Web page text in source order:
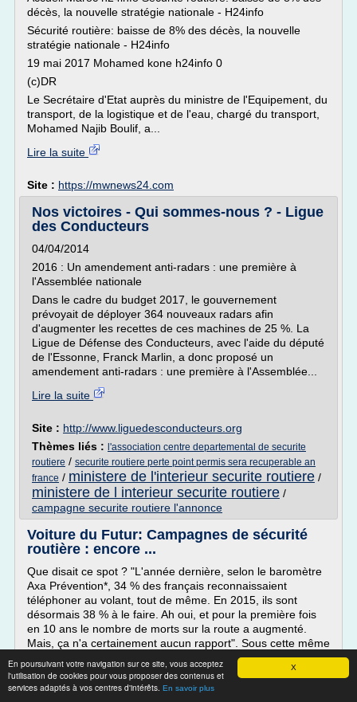
X
En poursuivant votre navigation sur ce site, vous acceptez
l'utilisation de cookies pour vous proposer des contenus et
services adaptés à vos centres d'intérêts. En savoir plus
décès, la nouvelle stratégie nationale - H24info
Sécurité routière: baisse de 8% des décès, la nouvelle
stratégie nationale - H24info
19 mai 2017 Mohamed kone h24info 0
(c)DR
Le Secrétaire d'Etat auprès du ministre de l'Equipement, du
transport, de la logistique et de l'eau, chargé du transport,
Mohamed Najib Boulif, a...
Lire la suite
Site : https://mwnews24.com
Nos victoires - Qui sommes-nous ? - Ligue
des Conducteurs
04/04/2014
2016 : Un amendement anti-radars : une première à
l'Assemblée nationale
Dans le cadre du budget 2017, le gouvernement
prévoyait de déployer 364 nouveaux radars afin
d'augmenter les recettes de ces machines de 25 %. La
Ligue de Défense des Conducteurs, avec l'aide du député
de l'Essonne, Franck Marlin, a donc proposé un
amendement anti-radars : une première à l'Assemblée...
Lire la suite
Site : http://www.liguedesconducteurs.org
Thèmes liés : l'association centre departemental de securite
routiere / securite routiere perte point permis sera recuperable an
france / ministere de l'interieur securite routiere /
ministere de l interieur securite routiere /
campagne securite routiere l'annonce
Voiture du Futur: Campagnes de sécurité
routière : encore ...
Que disait ce spot ? "L'année dernière, selon le baromètre
Axa Prévention*, 34 % des français reconnaissaient
téléphoner au volant, tout de même. En 2015, ils sont
désormais 38 % à le faire. Ah oui, et pour la première fois
en 10 ans le nombre de morts sur la route a augmenté.
Mais, ça n'a certainement aucun rapport". Sous cette même
accroche, la campagne décline également...
Lire la suite